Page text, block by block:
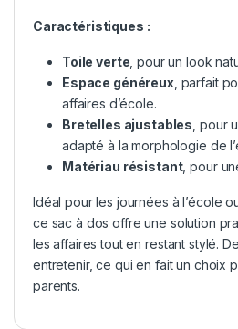
Caractéristiques :
Toile verte , pour un look
Espace généreux , parfait
affaires d’école.
Bretelles ajustables , pour
adapté à la morphologie de
Matériau résistant, pour
Idéal pour les journées à l’école
ce sac à dos offre une solution
les affaires tout en restant stylé.
entretenir, ce qui en fait un choix
parents.